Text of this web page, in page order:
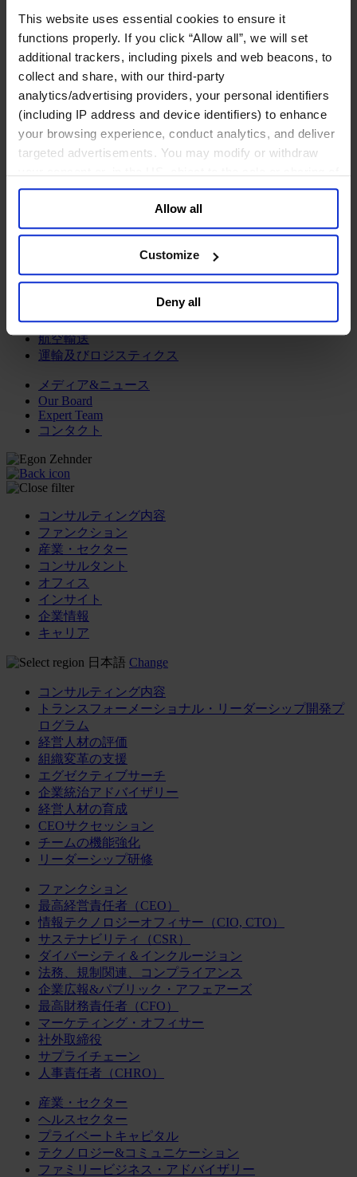
This website uses essential cookies to ensure it
functions properly. If you click “Allow all”, we will set
additional trackers, including pixels and web beacons, to
collect and share, with our third-party
analytics/advertising providers, your personal identifiers
(including IP address and device identifiers) to enhance
your browsing experience, conduct analytics, and deliver
targeted advertisements. You may modify or withdraw
your data for targeted advertising, by clicking “Do Not
Sell or Share My Personal Information” in the footer of
the website. You must opt-out of each device and each
browser. For additional information and retention terms
general collection and use of personal information see
Allow all
Customize
Deny all
金融サービス
アセットマネジメント
インフラ事業
ウェルスマネジメント
デジタル資産、暗号資産、Web3
プライベート・エクイティ
リスクマネジメント
保険
投資銀行及びマーケット
金融テクノロジー（フィンテック）
サービス
ビジネスサービス
プロフェッショナルサービス
ホスピタリティ、旅行・レジャー
不動産
航空輸送
運輸及びロジスティクス
メディア&ニュース
Our Board
Expert Team
コンタクト
コンサルティング内容
ファンクション
産業・セクター
コンサルタント
オフィス
インサイト
企業情報
キャリア
日本語 Change
コンサルティング内容
トランスフォーメーショナル・リーダーシップ開発プ
ログラム
経営人材の評価
組織変革の支援
エグゼクティブサーチ
企業統治アドバイザリー
経営人材の育成
CEOサクセッション
チームの機能強化
リーダーシップ研修
ファンクション
最高経営責任者（CEO）
情報テクノロジーオフィサー（CIO, CTO）
サステナビリティ（CSR）
ダイバーシティ＆インクルージョン
法務、規制関連、コンプライアンス
企業広報&パブリック・アフェアーズ
最高財務責任者（CFO）
マーケティング・オフィサー
社外取締役
サプライチェーン
人事責任者（CHRO）
産業・セクター
ヘルスセクター
プライベートキャピタル
テクノロジー&コミュニケーション
ファミリービジネス・アドバイザリー